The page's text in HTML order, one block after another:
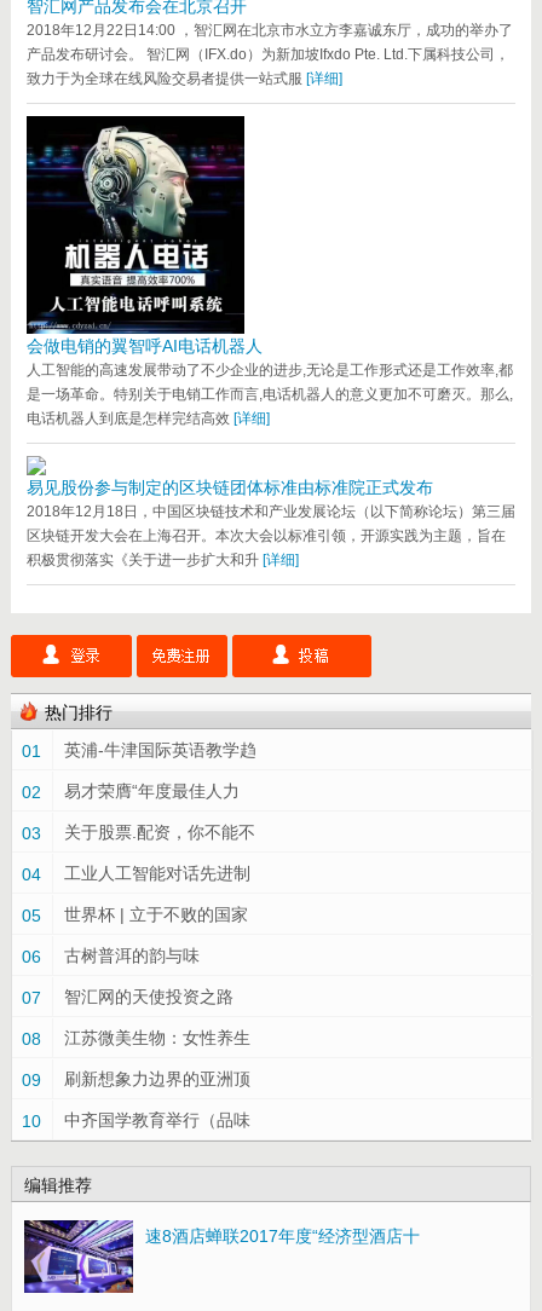
智汇网产品发布会在北京召开
2018年12月22日14:00 ，智汇网在北京市水立方李嘉诚东厅，成功的举办了
产品发布研讨会。 智汇网（IFX.do）为新加坡Ifxdo Pte. Ltd.下属科技公司，
致力于为全球在线风险交易者提供一站式服 [详细]
会做电销的翼智呼AI电话机器人
人工智能的高速发展带动了不少企业的进步,无论是工作形式还是工作效率,都
是一场革命。特别关于电销工作而言,电话机器人的意义更加不可磨灭。那么,
电话机器人到底是怎样完结高效 [详细]
易见股份参与制定的区块链团体标准由标准院正式发布
2018年12月18日，中国区块链技术和产业发展论坛（以下简称论坛）第三届
区块链开发大会在上海召开。本次大会以标准引领，开源实践为主题，旨在
积极贯彻落实《关于进一步扩大和升 [详细]
热门排行
01
英浦-牛津国际英语教学趋
02 易才荣膺“年度最佳人力
03 关于股票.配资，你不能不
04 工业人工智能对话先进制
05 世界杯 | 立于不败的国家
06 古树普洱的韵与味
07 智汇网的天使投资之路
08 江苏微美生物：女性养生
09 刷新想象力边界的亚洲顶
10 中齐国学教育举行（品味
编辑推荐
速8酒店蝉联2017年度“经济型酒店十